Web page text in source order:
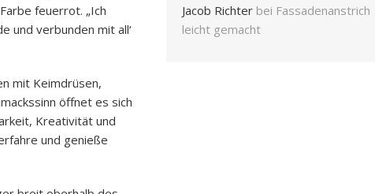
feuerrot. „Ich
und verbunden mit all‘
mit Keimdrüsen,
öffnet es sich
Kreativität und
und genieße
Jacob Richter bei Fassadenanstrich
leicht gemacht